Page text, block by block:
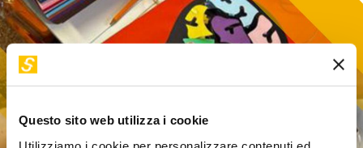
Questo sito web utilizza i cookie